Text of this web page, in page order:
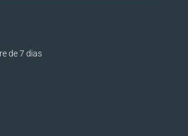
de 7 dias